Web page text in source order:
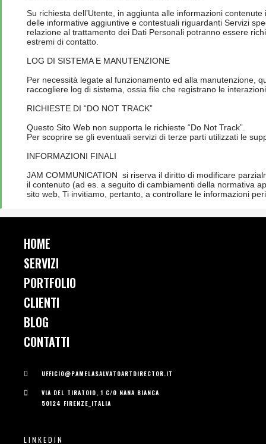
HOME
SERVIZI
PORTFOLIO
CLIENTI
BLOG
CONTATTI
UFFICIO@PAMELASALVATOARTDIRECTOR.IT
VIA DEL TIRATOIO, 1 C/O NANA BIANCA
50124 FIRENZE_ITALIA
LINKEDIN